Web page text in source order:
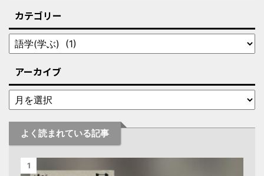
カテゴリー
アーカイブ
よく読まれている記事
1